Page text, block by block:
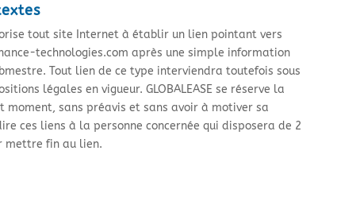
tout site Internet à établir un lien pointant vers
technologies.com après une simple information
Tout lien de ce type interviendra toutefois sous
légales en vigueur. GLOBALEASE se réserve la
moment, sans préavis et sans avoir à motiver sa
ces liens à la personne concernée qui disposera de 2
mettre fin au lien.